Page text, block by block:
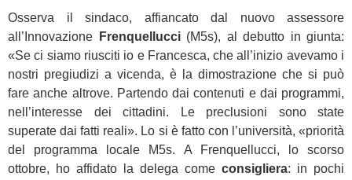
Osserva il sindaco, affiancato dal nuovo assessore
all’Innovazione
Frenquellucci(M5s), al debutto in giunta:
«Se ci siamo riusciti io e Francesca, che all’inizio avevamo i
nostri pregiudizi a vicenda, è la dimostrazione che si può
fare anche altrove. Partendo dai contenuti e dai programmi,
nell’interesse dei cittadini. Le preclusioni sono state
superate dai fatti reali». Lo si è fatto con l’università, «priorità
del programma locale M5s. A Frenquellucci, lo scorso
ottobre, ho affidato la delega come consigliera: in pochi